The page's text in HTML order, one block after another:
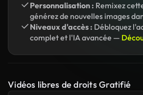
Personnalisation : Remixez
générez de nouvelles images
Niveaux d'accès : Débloquez
complet et l'IA avancée —
Vidéos libres de droits Gratifié